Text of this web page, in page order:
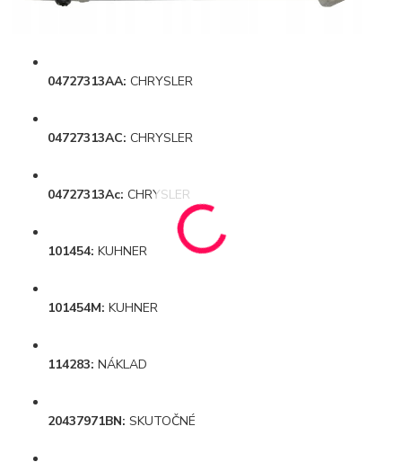
04727313AA: CHRYSLER
04727313AC: CHRYSLER
04727313Ac: CHRYSLER
101454: KUHNER
101454M: KUHNER
114283: NÁKLAD
20437971BN: SKUTOČNÉ